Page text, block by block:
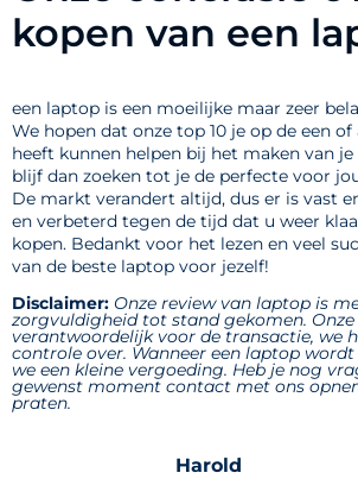
kopen van een
een laptop is een moeilijke maar zeer
We hopen dat onze top 10 je op de een
heeft kunnen helpen bij het maken van
blijf dan zoeken tot je de perfecte voor
De markt verandert altijd, dus er is vast
en verbeterd tegen de tijd dat u weer
kopen. Bedankt voor het lezen en veel
van de beste laptop voor jezelf!
Disclaimer: Onze review van laptop is
zorgvuldigheid tot stand gekomen.
verantwoordelijk voor de transactie, we
controle over. Wanneer een laptop
we een kleine vergoeding. Heb je nog
gewenst moment contact met ons
praten.
Harold